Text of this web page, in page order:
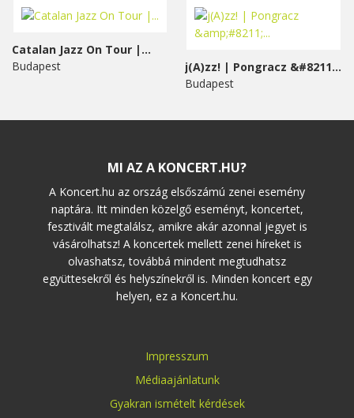
Catalan Jazz On Tour |...
Budapest
j(A)zz! | Pongracz &#8211;...
Budapest
MI AZ A KONCERT.HU?
A Koncert.hu az ország elsőszámú zenei esemény
naptára. Itt minden közelgő eseményt, koncertet,
fesztivált megtalálsz, amikre akár azonnal jegyet is
vásárolhatsz! A koncertek mellett zenei híreket is
olvashatsz, továbbá mindent megtudhatsz
együttesekről és helyszínekről is. Minden koncert egy
helyen, ez a Koncert.hu.
Impresszum
Médiaajánlatunk
Gyakran ismételt kérdések